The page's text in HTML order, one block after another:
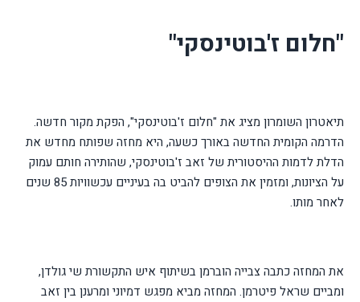
"חלום ז'בוטינסקי"
תיאטרון השומרון מציג את "חלום ז'בוטינסקי", הפקת מקור חדשה.
הדרמה הקומית החדשה באורך כשעה, היא מחזה שפותח מחדש את
הדלת לדמות ההיסטורית של זאב ז'בוטינסקי, שהותירה חותם עמוק
על הציונות, ומזמין את הצופים להביט בה בעיניים עכשוויות 85 שנים
לאחר מותו.
את המחזה כתבה צבייה הוברמן בשיתוף איש התקשורת שי גולדן,
ומביים שראל פיטרמן. המחזה מביא מפגש דמיוני ומרענן בין זאב